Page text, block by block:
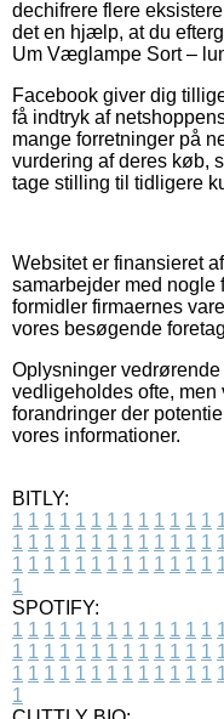
dechifrere flere
det en hjælp, at du
Um Væglampe Sort –
Facebook giver dig
få indtryk af
mange forretninger på
vurdering af deres køb,
tage stilling til tidligere
Websitet er finansieret
samarbejder med nogle
formidler firmaernes
vores besøgende
Oplysninger
vedligeholdes ofte, men
forandringer der
vores informationer.
BITLY:
1 1 1 1 1 1 1 1 1 1 1 1 1
1 1 1 1 1 1 1 1 1 1 1 1 1
1 1 1 1 1 1 1 1 1 1 1 1 1
1
SPOTIFY:
1 1 1 1 1 1 1 1 1 1 1 1 1
1 1 1 1 1 1 1 1 1 1 1 1 1
1 1 1 1 1 1 1 1 1 1 1 1 1
1